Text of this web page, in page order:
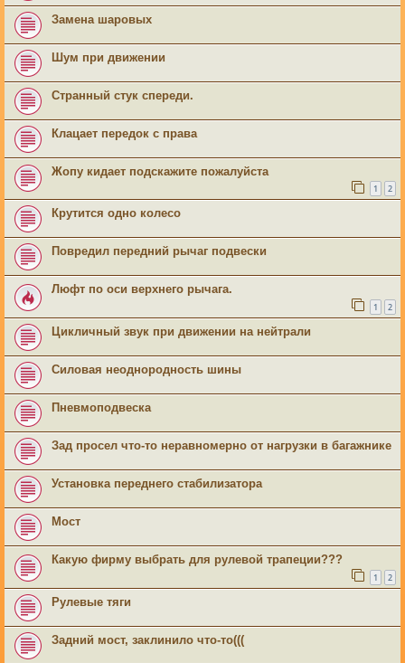
Замена шаровых
Шум при движении
Странный стук спереди.
Клацает передок с права
Жопу кидает подскажите пожалуйста
1 2
Крутится одно колесо
Повредил передний рычаг подвески
Люфт по оси верхнего рычага.
1 2
Цикличный звук при движении на нейтрали
Силовая неоднородность шины
Пневмоподвеска
Зад просел что-то неравномерно от нагрузки в багажнике
Установка переднего стабилизатора
Мост
Какую фирму выбрать для рулевой трапеции???
1 2
Рулевые тяги
Задний мост, заклинило что-то(((